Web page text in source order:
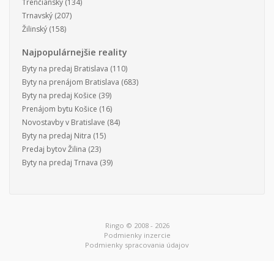
Trenčiansky (134)
Trnavský (207)
Žilinský (158)
Najpopulárnejšie reality
Byty na predaj Bratislava (110)
Byty na prenájom Bratislava (683)
Byty na predaj Košice (39)
Prenájom bytu Košice (16)
Novostavby v Bratislave (84)
Byty na predaj Nitra (15)
Predaj bytov Žilina (23)
Byty na predaj Trnava (39)
Ringo © 2008 - 2026
Podmienky inzercie
Podmienky spracovania údajov